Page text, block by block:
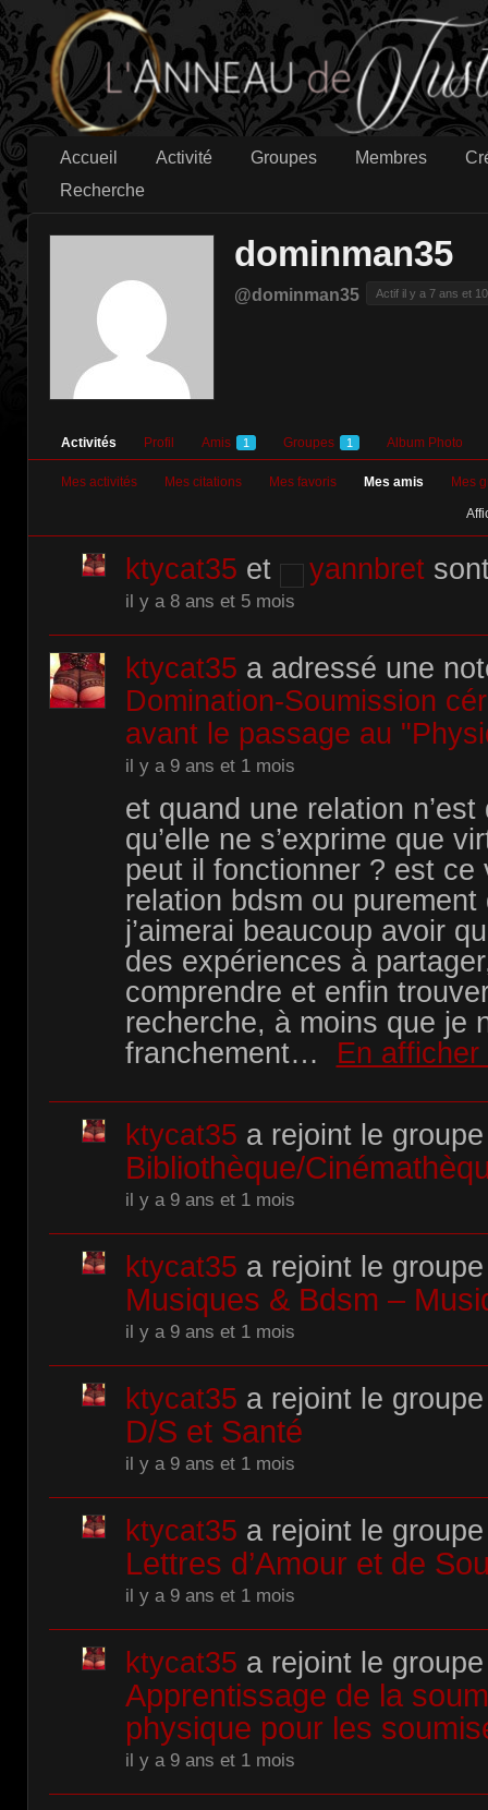
Accueil Activité Groupes Membres
Recherche
dominman35
@dominman35 Actif il y a 7 ans et
Activités Profil Amis 1 Groupes 1 Album Photo
Mes activités Mes citations Mes favoris Mes amis Mes
ktycat35 et yannbret
il y a 8 ans et 5 mois
ktycat35 a adressé une
Domination-Soumission
avant le passage au
il y a 9 ans et 1 mois
et quand une relation
qu’elle ne s’exprime que
peut il fonctionner ? est ce
relation bdsm ou
j’aimerai beaucoup avoir
des expériences à
comprendre et enfin
recherche, à moins que je
franchement…
En
ktycat35 a rejoint le groupe
Bibliothèque/
il y a 9 ans et 1 mois
ktycat35 a rejoint le groupe
Musiques & Bdsm –
il y a 9 ans et 1 mois
ktycat35 a rejoint le groupe
D/S et Santé
il y a 9 ans et 1 mois
ktycat35 a rejoint le groupe
Lettres d’Amour et de
il y a 9 ans et 1 mois
ktycat35 a rejoint le groupe
Apprentissage de la
physique pour les
il y a 9 ans et 1 mois